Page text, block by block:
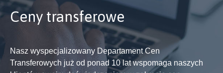
Ceny transferowe
Nasz wyspecjalizowany Departament Cen
Transferowych już od ponad 10 lat wspomaga naszych